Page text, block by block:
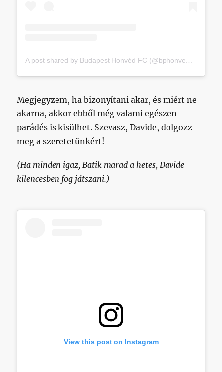
A post shared by Budapest Honvéd FC (@bphonvedfcofficial)
Megjegyzem, ha bizonyítani akar, és miért ne
akarna, akkor ebből még valami egészen
parádés is kisülhet. Szevasz, Davide, dolgozz
meg a szeretetünkért!
(Ha minden igaz, Batik marad a hetes, Davide
kilencesben fog játszani.)
View this post on Instagram